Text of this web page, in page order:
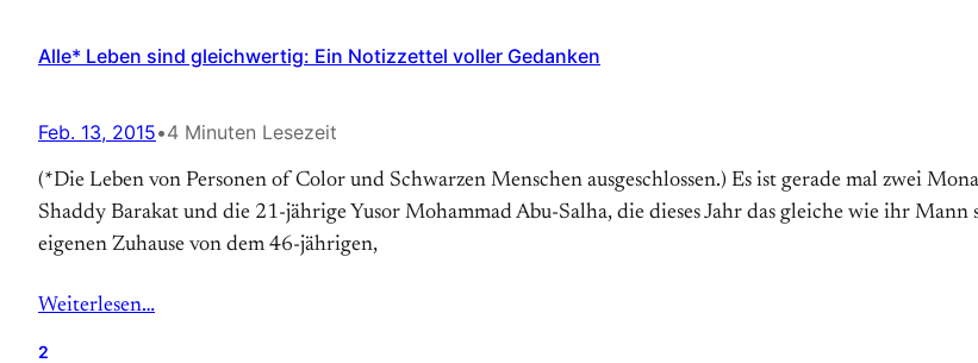
Alle* Leben sind gleichwertig: Ein Notizzettel voller Gedanken
Feb. 13, 2015•4 Minuten Lesezeit
(*Die Leben von Personen of Color und Schwarzen Menschen ausgeschlossen.) Es ist gerade mal zwei
Shaddy Barakat und die 21-jährige Yusor Mohammad Abu-Salha, die dieses Jahr das gleiche wie ihr
eigenen Zuhause von dem 46-jährigen,
Weiterlesen…
2